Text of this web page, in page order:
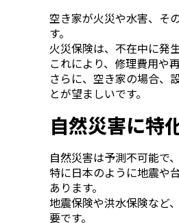
空き家が火災や水害、そ
す。
火災保険は、不在中に発
これにより、修理費用や
さらに、空き家の場合、
とが望ましいです。
自然災害に特
自然災害は予測不可能で
特に日本のように地震や
あります。
地震保険や洪水保険など
要です。